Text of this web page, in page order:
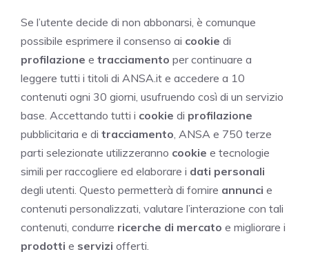
Se l’utente decide di non abbonarsi, è comunque
possibile esprimere il consenso ai cookie di
profilazione e tracciamento per continuare a
leggere tutti i titoli di ANSA.it e accedere a 10
contenuti ogni 30 giorni, usufruendo così di un servizio
base. Accettando tutti i cookie di profilazione
pubblicitaria e di tracciamento, ANSA e 750 terze
parti selezionate utilizzeranno cookie e tecnologie
simili per raccogliere ed elaborare i dati personali
degli utenti. Questo permetterà di fornire annunci e
contenuti personalizzati, valutare l’interazione con tali
contenuti, condurre ricerche di mercato e migliorare i
prodotti e servizi offerti.